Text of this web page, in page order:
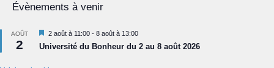
Évènements à venir
AOÛT
2
Mis
en
avant
2 août à 11:00 - 8 août à 13:00
Université du Bonheur du 2 au 8 août 2026